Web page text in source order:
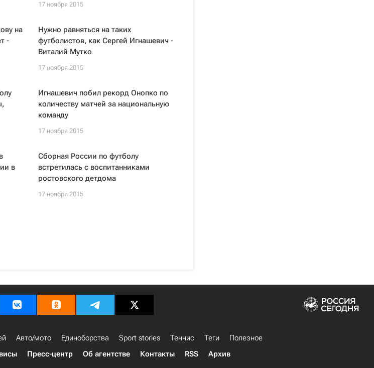
17 ноября 2015
на
-
Нужно равняться на таких
футболистов, как Сергей Игнашевич -
Виталий Мутко
17 ноября 2015
Игнашевич побил рекорд Онопко по
количеству матчей за национальную
команду
17 ноября 2015
в
Сборная России по футболу
встретилась с воспитанниками
ростовского детдома
17 ноября 2015
Авто/мото Единоборства Sport stories Теннис Теги
Полезное
Пресс-центр Об агентстве Контакты RSS Архив